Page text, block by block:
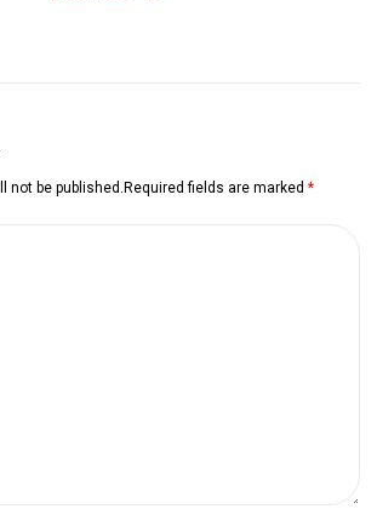
not be published.Required fields are marked *